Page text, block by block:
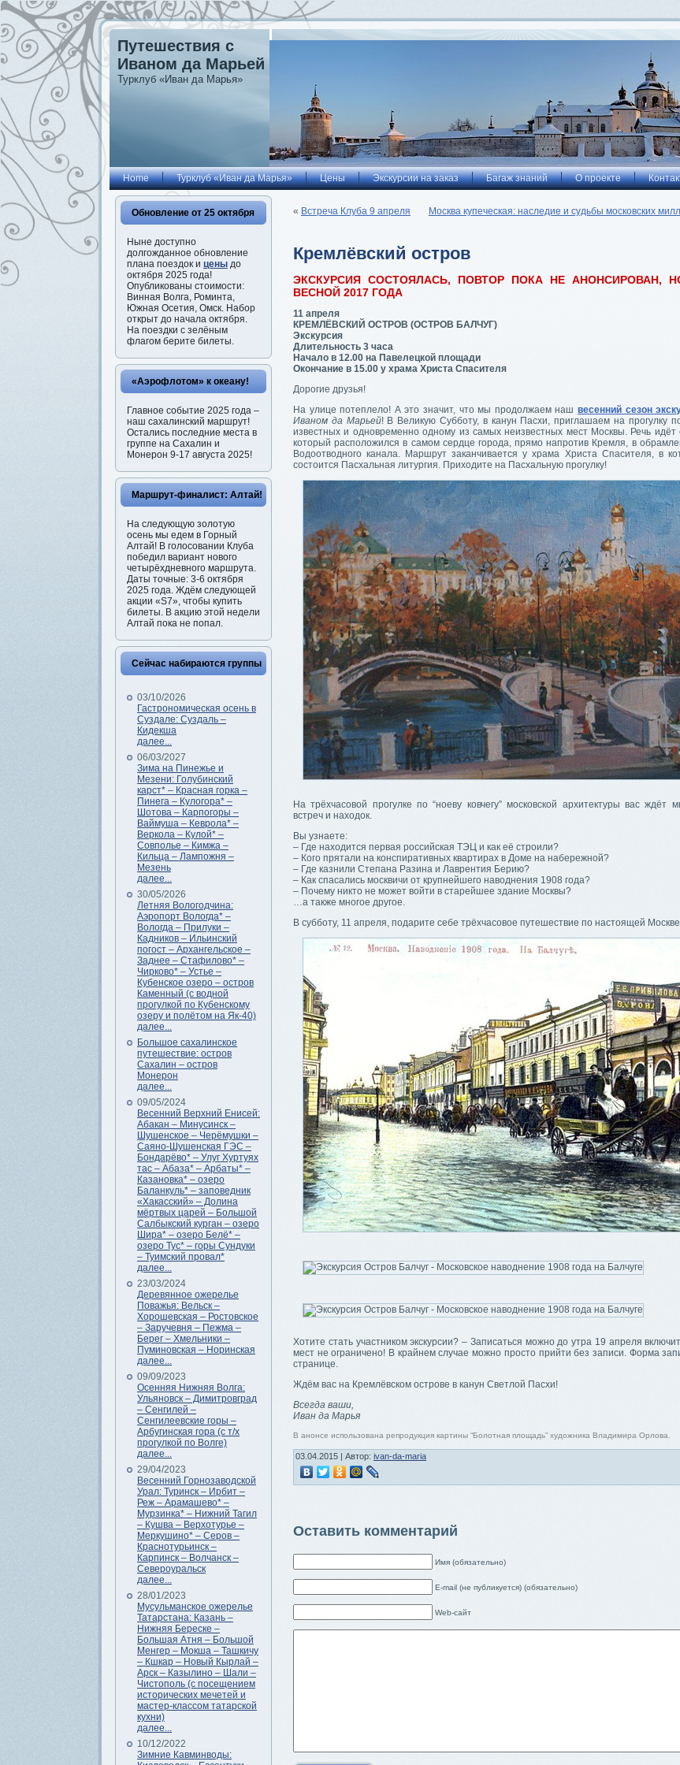
Путешествия с
Иваном да Марьей
Турклуб «Иван да Марья»
Home Турклуб «Иван да Марья» Цены Экскурсии на заказ Багаж знаний О проекте
Обновление от 25 октября
Ныне доступно
долгожданное обновление
плана поездок и цены до
октября 2025 года!
Опубликованы стоимости:
Винная Волга, Роминта,
Южная Осетия, Омск. Набор
открыт до начала октября.
На поездки с зелёным
флагом берите билеты.
«Аэрофлотом» к океану!
Главное событие 2025 года –
наш сахалинский маршрут!
Остались последние места в
группе на Сахалин и
Монерон 9-17 августа 2025!
Маршрут-финалист: Алтай!
На следующую золотую
осень мы едем в Горный
Алтай! В голосовании Клуба
победил вариант нового
четырёхдневного маршрута.
Даты точные: 3-6 октября
2025 года. Ждём следующей
акции «S7», чтобы купить
билеты. В акцию этой недели
Алтай пока не попал.
Сейчас набираются группы
03/10/2026
Гастрономическая осень в
Суздале: Суздаль –
Кидекша
далее...
06/03/2027
Зима на Пинежье и
Мезени: Голубинский
карст* – Красная горка –
Пинега – Кулогора* –
Шотова – Карпогоры –
Ваймуша – Кеврола* –
Веркола – Кулой* –
Совполье – Кимжа –
Кильца – Лампожня –
Мезень
далее...
30/05/2026
Летняя Вологодчина:
Аэропорт Вологда* –
Вологда – Прилуки –
Кадников – Ильинский
погост – Архангельское –
Заднее – Стафилово* –
Чирково* – Устье –
Кубенское озеро – остров
Каменный (с водной
прогулкой по Кубенскому
озеру и полётом на Як-40)
далее...
Большое сахалинское
путешествие: остров
Сахалин – остров
Монерон
далее...
09/05/2024
Весенний Верхний Енисей:
Абакан – Минусинск –
Шушенское – Черёмушки –
Саяно-Шушенская ГЭС –
Бондарёво* – Улуг Хуртуях
тас – Абаза* – Арбаты* –
Казановка* – озеро
Баланкуль* – заповедник
«Хакасский» – Долина
мёртвых царей – Большой
Салбыкский курган – озеро
Шира* – озеро Белё* –
озеро Тус* – горы Сундуки
– Туимский провал*
далее...
23/03/2024
Деревянное ожерелье
Поважья: Вельск –
Хорошевская – Ростовское
– Заручевня – Пежма –
Берег – Хмельники –
Пуминовская – Норинская
далее...
09/09/2023
Осенняя Нижняя Волга:
Ульяновск – Димитровград
– Сенгилей –
Сенгилеевские горы –
Арбугинская гора (с т/х
прогулкой по Волге)
далее...
29/04/2023
Весенний Горнозаводской
Урал: Туринск – Ирбит –
Реж – Арамашево* –
Мурзинка* – Нижний Тагил
– Кушва – Верхотурье –
Меркушино* – Серов –
Краснотурьинск –
Карпинск – Волчанск –
Североуральск
далее...
28/01/2023
Мусульманское ожерелье
Татарстана: Казань –
Нижняя Береске –
Большая Атня – Большой
Менгер – Мокша – Ташкичу
– Кшкар – Новый Кырлай –
Арск – Казылино – Шали –
Чистополь (с посещением
исторических мечетей и
мастер-классом татарской
кухни)
далее...
10/12/2022
Зимние Кавминводы:
« Встреча Клуба 9 апреля Москва купеческая: наследие и судьбы московских
Кремлёвский остров
ЭКСКУРСИЯ СОСТОЯЛАСЬ, ПОВТОР ПОКА НЕ АНОНСИРОВАН,
ВЕСНОЙ 2017 ГОДА
11 апреля
КРЕМЛЁВСКИЙ ОСТРОВ (ОСТРОВ БАЛЧУГ)
Экскурсия
Длительность 3 часа
Начало в 12.00 на Павелецкой площади
Окончание в 15.00 у храма Христа Спасителя
Дорогие друзья!
На улице потеплело! А это значит, что мы продолжаем наш весенний сезон
Иваном да Марьей! В Великую Субботу, в канун Пасхи, приглашаем на прогулку
известных и одновременно одному из самых неизвестных мест Москвы. Речь идёт
который расположился в самом сердце города, прямо напротив Кремля, в
Водоотводного канала. Маршрут заканчивается у храма Христа Спасителя, в
состоится Пасхальная литургия. Приходите на Пасхальную прогулку!
На трёхчасовой прогулке по “ноеву ковчегу” московской архитектуры вас ждёт
встреч и находок.
Вы узнаете:
– Где находится первая российская ТЭЦ и как её строили?
– Кого прятали на конспиративных квартирах в Доме на набережной?
– Где казнили Степана Разина и Лаврентия Берию?
– Как спасались москвичи от крупнейшего наводнения 1908 года?
– Почему никто не может войти в старейшее здание Москвы?
…а также многое другое.
В субботу, 11 апреля, подарите себе трёхчасовое путешествие по настоящей
Хотите стать участником экскурсии? – Записаться можно до утра 19 апреля
мест не ограничено! В крайнем случае можно просто прийти без записи. Форма
странице.
Ждём вас на Кремлёвском острове в канун Светлой Пасхи!
Всегда ваши,
Иван да Марья
В анонсе использована репродукция картины “Болотная площадь” художника Владимира Орлова.
03.04.2015 | Автор: ivan-da-maria
Оставить комментарий
Имя (обязательно)
E-mail (не публикуется) (обязательно)
Web-сайт